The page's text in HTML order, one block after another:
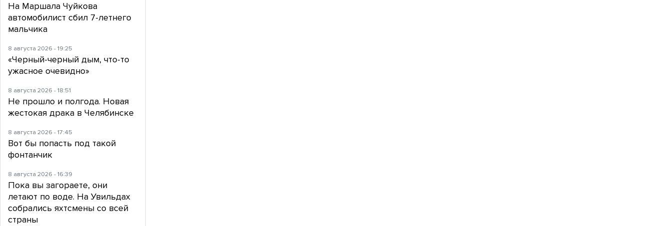
На Маршала Чуйкова
автомобилист сбил 7-летнего
мальчика
8 августа 2026 - 19:25
«Черный-черный дым, что-то
ужасное очевидно»
8 августа 2026 - 18:51
Не прошло и полгода. Новая
жестокая драка в Челябинске
8 августа 2026 - 17:45
Вот бы попасть под такой
фонтанчик
8 августа 2026 - 16:39
Пока вы загораете, они
летают по воде. На Увильдах
собрались яхтсмены со всей
страны